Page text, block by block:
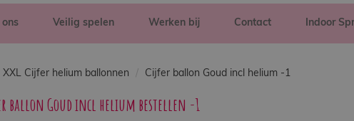
ons Veilig spelen Werken bij Contact Indoor
XXL Cijfer helium ballonnen Cijfer ballon Goud incl helium -1
ballon Goud incl helium bestellen -1